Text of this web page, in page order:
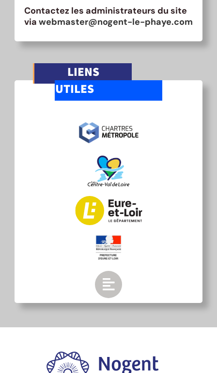
Contactez les administrateurs du site
via webmaster@nogent-le-phaye.com
LIENS
UTILES